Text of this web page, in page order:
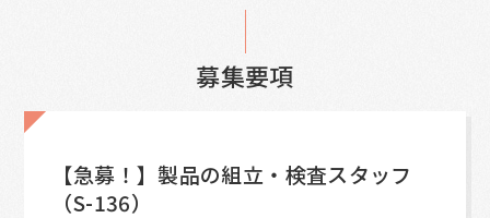
募集要項
【急募！】製品の組立・検査スタッフ
（S-136）